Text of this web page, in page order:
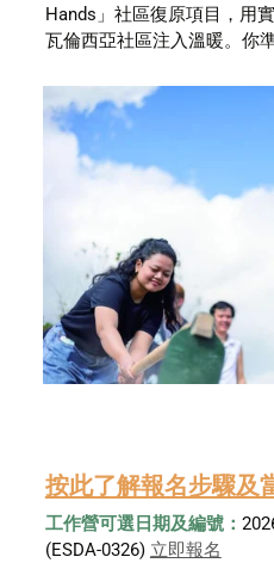
Hands」社區復原項目，用
瓦倫西亞社區注入溫暖。你
按此了解報名步驟及
工作營可選日期及編號：
(ESDA-0326) 立即報名